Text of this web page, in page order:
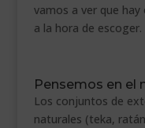
vamos a ver que
a la hora de escoger.
Pensemos en el
Los conjuntos de
naturales (teka,